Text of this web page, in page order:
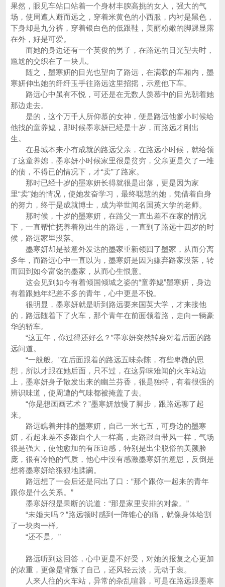
果然，眼见车站口站着一个身材丰腴高挑的女人，强大的气
场，使周遭人避而远之，穿着米黄色的小西服，内衬是黑色，
下身却是九分裤，穿着银白色的低跟鞋，美丽粉嫩的脚踝显露
在外，好是可爱。
而她的身边还有一个英俊的男子，在路远的目光望去时，
尴尬的交织在了一块儿。
随之，墨寒妍的目光也望向了路远，在满载的车厢内，墨
寒妍伸出她的纤纤玉手往路远这里招摇，示意他下车。
路远心中虽有不悦，可还是在无数人羡慕中的目光朝着她
那边走去。
是的，这个万千人所仰慕的女神，便是路远他爹小时候给
他找的童养媳，那时候墨寒妍已经是十岁，而路远才刚出
生。
在县城本来小有成就的路远父亲，在路远小时候，就给领
了这童养媳，墨寒妍小时候家里很是贫穷，父亲更是欠了一堆
的债，不得已的情况下，才“卖”了路家。
那时已经十岁的墨寒妍长得就很是出落，更是因为家
里“卖”她的情况，使她发奋学习，最终聪慧的她，凭借着自身
的努力，终于是成就博士，成为举世闻名国英大学的老师。
那时候，十岁的墨寒妍，在路父一直出差不在家的情况
下，一直帮忙抚养着刚出生的路远，一直到了路远十四岁的时
候，路远家里没落。
墨寒妍却是被意外发达的墨家重新领回了墨家，从而分离
多年，而路远心中一直以为，墨寒妍是因为嫌弃路家没落，转
而回到如今富饶的墨家，从而心生恨意。
这会见到如今有着倾国倾城之姿的“童养媳”墨寒妍，身边
有着跟她年纪差不多的青年，心中更是不悦。
很明显，墨寒妍就是听到路远要来国英大学，才来接他
的，路远随着下了火车，那个青年在前面领着路，走向一辆豪
华的轿车。
“这五年，你过得还好么？”墨寒妍突然转身对着后面的路
远问道。
“一般般。”在后面跟着的路远五味杂陈，有些卑微的思
想，所以才跟在她后面，只不过，在这异味难闻的火车站边
上，墨寒妍身子散发出来的幽兰芬香，很是独特，有着很强的
辨识味道，使周遭的气味都被掩盖了去。
“你是想画画艺术？”墨寒妍放慢了脚步，跟路远聊了起
来。
路远瞧着并排的墨寒妍，自己一米七五，可身边的墨寒
妍，看起来差不多跟自个人一样高，走路跟自带风一样，气场
很是强大，使他愈加的有压迫感，特别是出尘脱俗的美颜脸
庞，很有冷艳的气质，他心中没有感激墨寒妍的意思，反倒是
想将墨寒妍给狠狠地蹂躏。
路远想了一会后还是问出了口：“那个跟你一起来的青年
跟你是什么关系。”
墨寒妍很是果断的说道：“那是家里安排的对象。”
“未婚夫吗？”路远顿时感到一阵锥心的痛，就像身体给割
了一块肉一样。
“还不是。”
路远听到这回答，心中更是不好受，对她的报复之心更加
的浓重，更像是背叛了自己，还风轻云淡，无动于衷。
人来人往的火车站，异常的杂乱喧嚣，可是在路远跟墨寒